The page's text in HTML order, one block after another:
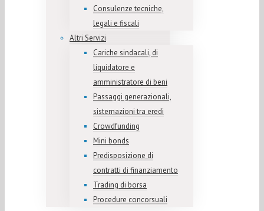
Consulenze tecniche,
legali e fiscali
Altri Servizi
Cariche sindacali, di
liquidatore e
amministratore di beni
Passaggi generazionali,
sistemazioni tra eredi
Crowdfunding
Mini bonds
Predisposizione di
contratti di finanziamento
Trading di borsa
Procedure concorsuali